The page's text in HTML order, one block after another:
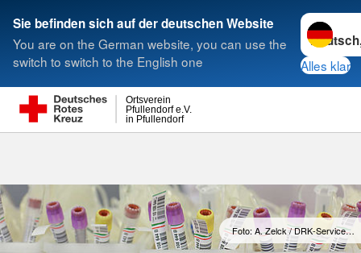
Sie befinden sich auf der deutschen Website
You are on the German website, you can use the
switch to switch to the English one
Sprache
Alles klar
in Pfullendorf
Pfullendorf e.V.
Ortsverein
Suche
Foto: A. Zelck / DRK-Service…